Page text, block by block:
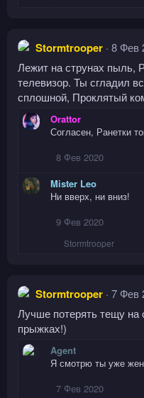
Stormtrooper 8 Фев
Лежит на струнах пыль,
телевизор. Ты сгладил
сплошной, Проклятый
Orattor
Согласен, Ранетки
8 Фев 2020
Mister Leo
Ни вверх, ни вниз!
9 Фев 2020
Р
и
и
:
Stormtrooper
Stormtrooper 7 Фев
Лучше потерять тещу на
прыжках!)
Agent
Я смотрю ты уже
7 Фев 2020